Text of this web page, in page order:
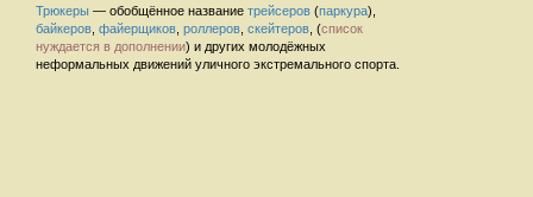
Трюкеры — обобщённое название трейсеров (паркура),
байкеров файерщиков роллеров скейтеров , (список
нуждается в дополнении) и других молодёжных
неформальных движений уличного экстремального спорта.